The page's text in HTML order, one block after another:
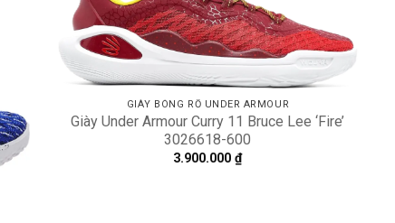
GIÀY BÓNG RỔ UNDER ARMOUR
Giày Under Armour Curry 11 Bruce Lee ‘Fire’
3026618-600
3.900.000₫